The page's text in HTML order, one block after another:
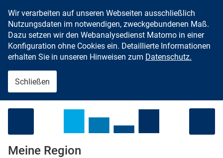
Zum Inhalt springen
Wir verarbeiten auf unseren Webseiten ausschließlich
Nutzungsdaten im notwendigen, zweckgebundenen Maß.
Dazu setzen wir den Webanalysedienst Matomo in einer
Konfiguration ohne Cookies ein. Detaillierte Informationen
erhalten Sie in unseren Hinweisen zum Datenschutz.
Schließen
Meine Region